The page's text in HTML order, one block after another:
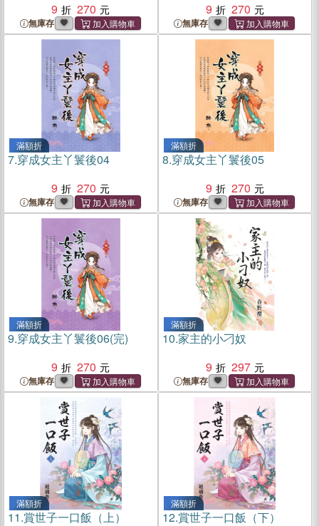
9
270
無庫存
9
270
無庫存
滿額折
7.穿成女主丫鬟後04
9
270
無庫存
滿額折
8.穿成女主丫鬟後05
9
270
無庫存
滿額折
9.穿成女主丫鬟後06(完)
9
270
無庫存
滿額折
10.家主的小刁奴
9
297
無庫存
滿額折
11.賞世子一口飯（上）
滿額折
12.賞世子一口飯（下）